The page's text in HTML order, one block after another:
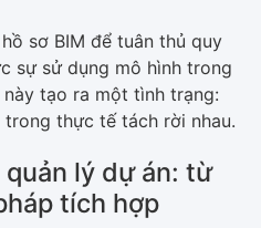
sơ BIM để tuân thủ quy
sự sử dụng mô hình trong
tạo ra một tình trạng:
trong thực tế tách rời nhau.
quản lý dự án: từ
tích hợp